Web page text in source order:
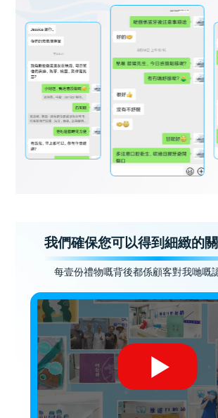
我們確保您可以得到細緻的
每壹份禮物嘅背後都係顧客對我哋嘅